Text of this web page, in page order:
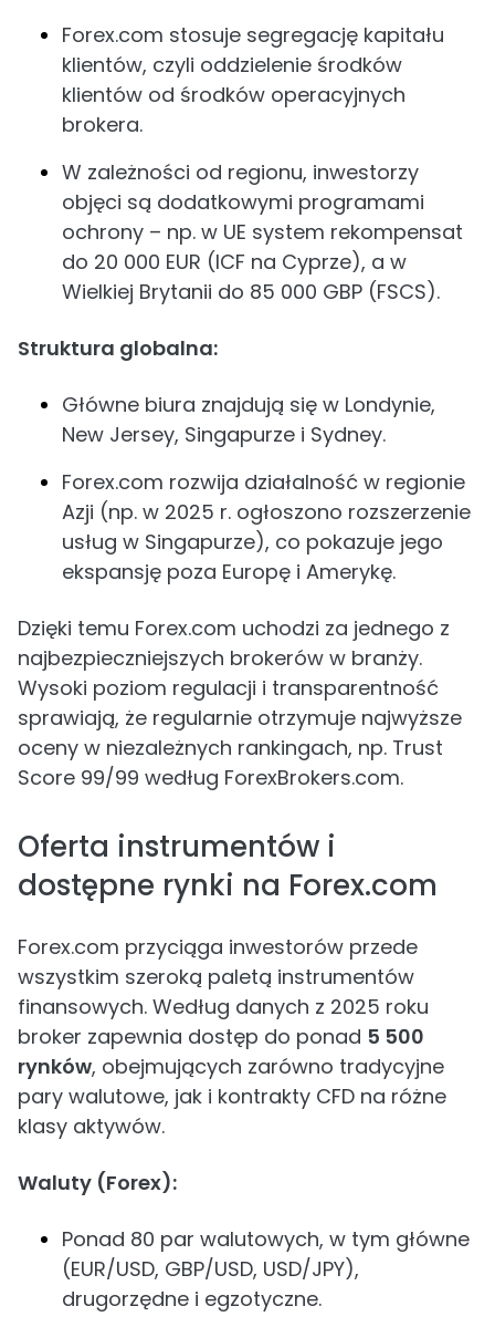
Forex.com stosuje segregację kapitału
klientów, czyli oddzielenie środków
klientów od środków operacyjnych
brokera.
W zależności od regionu, inwestorzy
objęci są dodatkowymi programami
ochrony – np. w UE system rekompensat
do 20 000 EUR (ICF na Cyprze), a w
Wielkiej Brytanii do 85 000 GBP (FSCS).
Struktura globalna:
Główne biura znajdują się w Londynie,
New Jersey, Singapurze i Sydney.
Forex.com rozwija działalność w regionie
Azji (np. w 2025 r. ogłoszono rozszerzenie
usług w Singapurze), co pokazuje jego
ekspansję poza Europę i Amerykę.
Dzięki temu Forex.com uchodzi za jednego z
najbezpieczniejszych brokerów w branży.
Wysoki poziom regulacji i transparentność
sprawiają, że regularnie otrzymuje najwyższe
oceny w niezależnych rankingach, np. Trust
Score 99/99 według ForexBrokers.com.
Oferta instrumentów i
dostępne rynki na Forex.com
Forex.com przyciąga inwestorów przede
wszystkim szeroką paletą instrumentów
finansowych. Według danych z 2025 roku
broker zapewnia dostęp do ponad 5 500
rynków, obejmujących zarówno tradycyjne
pary walutowe, jak i kontrakty CFD na różne
klasy aktywów.
Waluty (Forex):
Ponad 80 par walutowych, w tym główne
(EUR/USD, GBP/USD, USD/JPY),
drugorzędne i egzotyczne.